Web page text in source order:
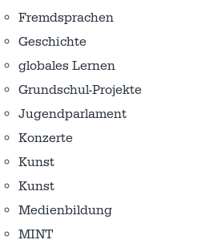
Fremdsprachen
Geschichte
globales Lernen
Grundschul-Projekte
Jugendparlament
Konzerte
Kunst
Kunst
Medienbildung
MINT